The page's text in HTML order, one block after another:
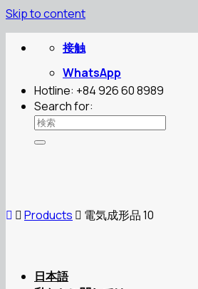
Skip to content
接触
WhatsApp
Hotline: +84 926 60 8989
Search for:
日本語
Products 電気成形品 10